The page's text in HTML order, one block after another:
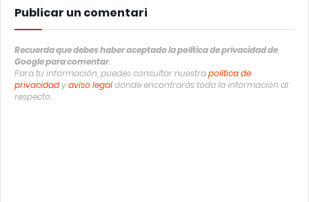
Publicar un comentari
Recuerda que debes haber aceptado la política de privacidad de
Google para comentar.
Para tu información, puedes consultar nuestrapolítica de
privacidadyaviso legaldonde encontrarás toda la información al
respecto.